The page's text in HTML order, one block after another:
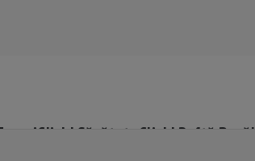
Click! Sănătate Click! Poftă Bună!